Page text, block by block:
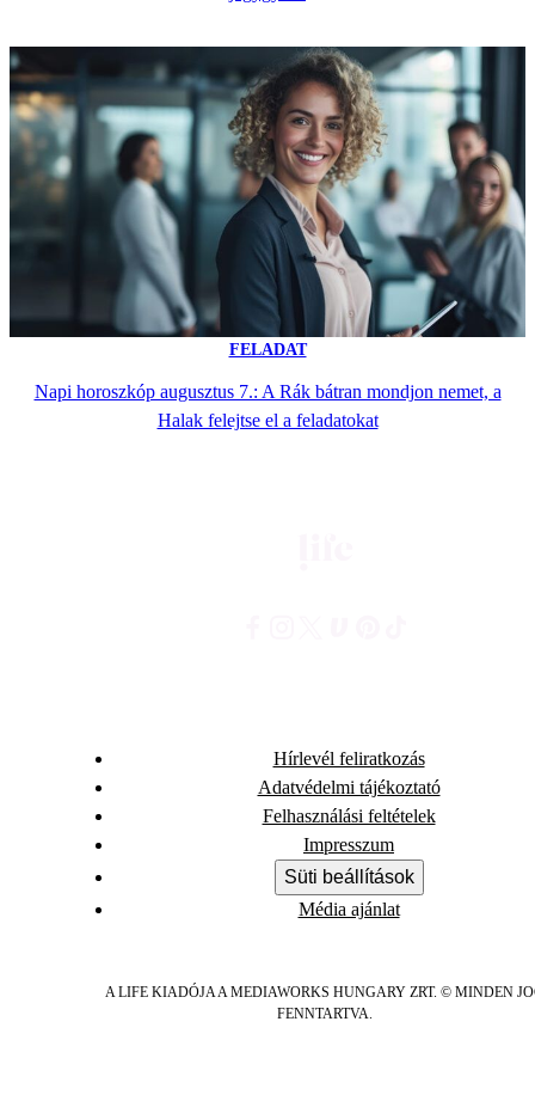
FELADAT
Napi horoszkóp augusztus 7.: A Rák bátran mondjon nemet, a
Halak felejtse el a feladatokat
Hírlevél feliratkozás
Adatvédelmi tájékoztató
Felhasználási feltételek
Impresszum
Süti beállítások
Média ajánlat
A LIFE KIADÓJA A MEDIAWORKS HUNGARY ZRT. © MINDEN
FENNTARTVA.